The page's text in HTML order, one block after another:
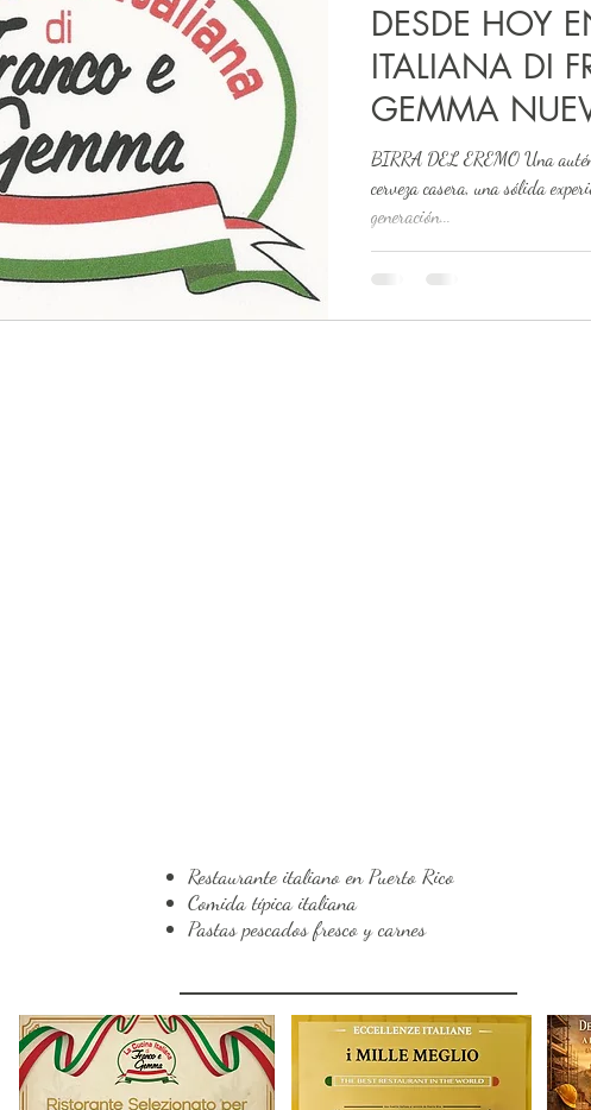
Restaurante italiano en Puerto Rico
Comida típica italiana
Pastas pescados fresco y carnes
DESDE HOY
ITALIANA DI
GEMMA
ITALIANAS
BIRRA DEL EREMO Una
cerveza casera, una sólida
generación...